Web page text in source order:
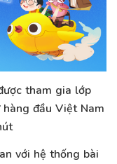
tham gia lớp
đầu Việt Nam
với hệ thống bài